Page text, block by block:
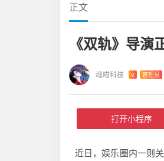
正文
《双轨》导
魂喵科技 V 管理员
打开小程序
近日，娱乐圈内一则